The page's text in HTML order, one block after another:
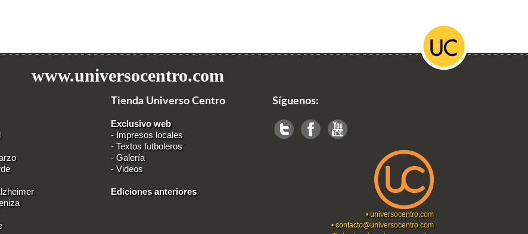
www.universocentro.com
Tienda Universo Centro
Exclusivo web
- Impresos locales
-Textos futboleros
-Galería
-Videos
Ediciones anteriores
Síguenos:
•universocentro.com
•contacto@universocentro.com